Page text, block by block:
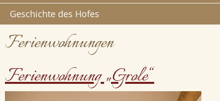
Geschichte des Hofes
Ferienwohnungen
Ferienwohnung „Grole“